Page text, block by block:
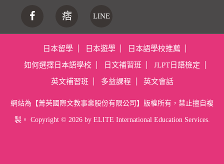
痞 LINE
日本留學 日本遊學 日本語學校推薦
如何選擇日本語學校 日文補習班 JLPT日語檢定
英文補習班 多益課程 英文會話
網站為【菁英國際文教事業股份有限公司】版權所有，禁止擅自複
製。 Copyright © 2026 by ELITE International Education Services.